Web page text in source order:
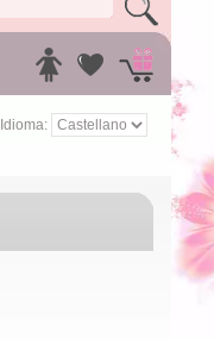
Idioma: